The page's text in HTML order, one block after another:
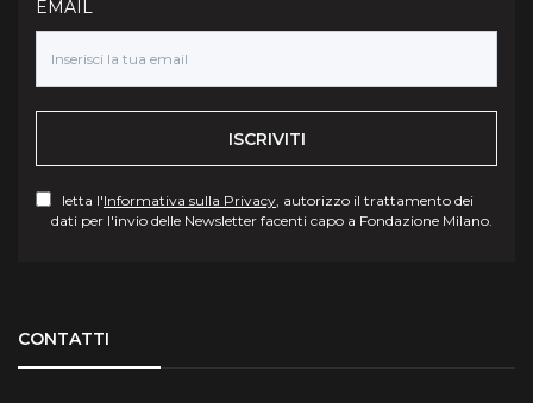
EMAIL
ISCRIVITI
letta l'Informativa sulla Privacy, autorizzo il trattamento dei
dati per l'invio delle Newsletter facenti capo a Fondazione Milano.
CONTATTI